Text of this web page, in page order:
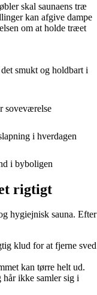
skal saunaens træ
kan afgive dampe
om at holde træet
smukt og holdbart i
soveværelse
i hverdagen
i byboligen
rigtigt
hygiejnisk sauna. Efter
klud for at fjerne sved
kan tørre helt ud.
hår ikke samler sig i